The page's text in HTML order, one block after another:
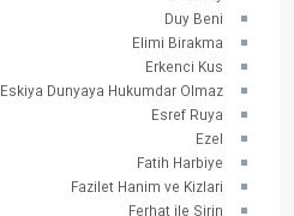
Duy Beni
Elimi Birakma
Erkenci Kus
Eskiya Dunyaya Hukumdar Olmaz
Esref Ruya
Ezel
Fatih Harbiye
Fazilet Hanim ve Kizlari